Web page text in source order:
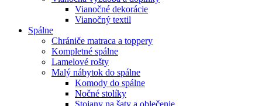
Vianočné dekorácie
Vianočný textil
Spálne
Chrániče matraca a toppery
Kompletné spálne
Lamelové rošty
Malý nábytok do spálne
Komody do spálne
Nočné stolíky
Stojany na šaty a oblečenie